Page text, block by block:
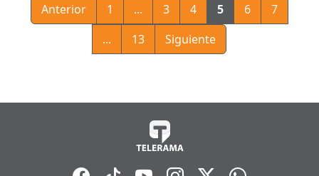
Anterior 1 ... 3 4 5 6
7
...
13 Siguiente